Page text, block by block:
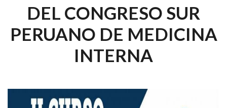
DEL CONGRESO SUR
PERUANO DE MEDICINA
INTERNA